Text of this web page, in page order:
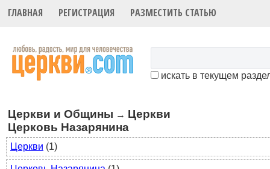
ГЛАВНАЯ РЕГИСТРАЦИЯ РАЗМЕСТИТЬ СТАТЬЮ
искать в текущем
Церкви и Общины → Церкви
Церковь Назарянина
Церкви (1)